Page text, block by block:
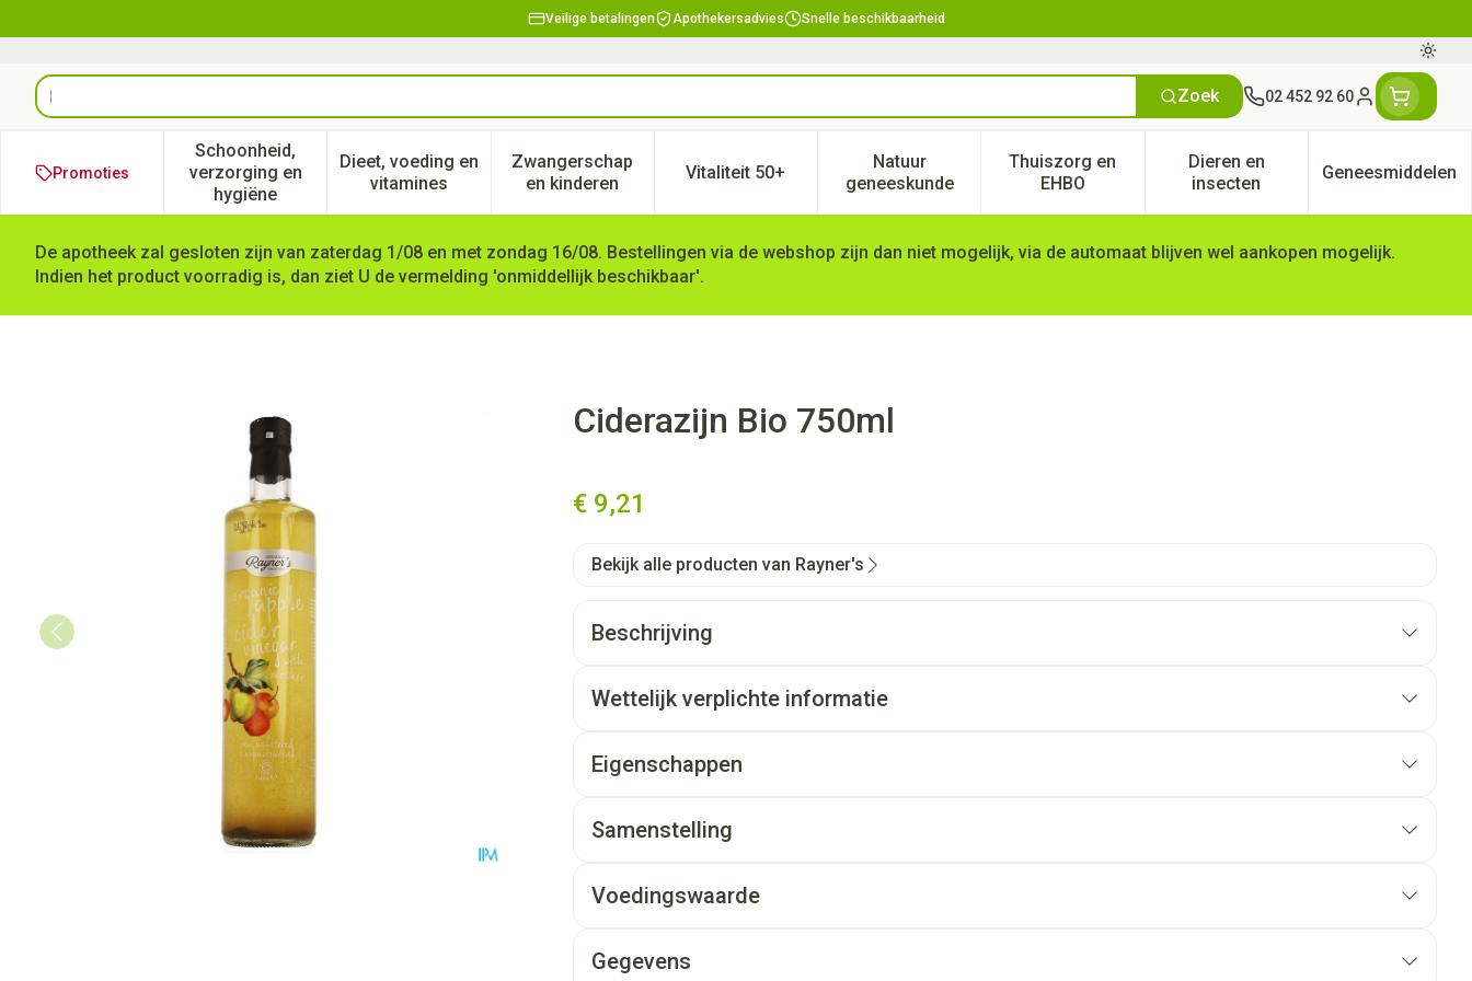
Veilige betalingen Apothekersadvies Snelle beschikbaarheid
Product, merk, categorie... Zoek 02 452 92 60
Klant menu
Promoties
Schoonheid,
verzorging en
hygiëne
Toon submenu voor Schoonheid, verzorging en hygiëne categorie
Dieet, voeding en
vitaminesToon submenu voor Dieet, voeding en vitamines categorie
Zwangerschap
en kinderenToon submenu voor Zwangerschap en kinderen categorie
Vitaliteit 50+Toon submenu voor Vitaliteit 50+ categorie
Natuur
geneeskunde
Toon submenu voor Natuur geneeskunde categorie
Thuiszorg en
EHBOToon submenu voor Thuiszorg en EHBO categorie
Dieren en
insectenToon submenu voor Dieren
Geneesmiddelen
Toon
De apotheek zal gesloten zijn van zaterdag 1/08 en met zondag 16/08. Bestellingen via de webshop zijn dan niet mogelijk, via de automaat blijven wel aankopen mogelijk.
Indien het product voorradig is, dan ziet U de vermelding 'onmiddellijk beschikbaar'.
Ciderazijn Bio 750ml Ciderazijn Bio 750ml
€ 9,21
Bekijk alle producten van Rayner's
Beschrijving
Wettelijk verplichte informatie
Eigenschappen
Samenstelling
Voedingswaarde
Gegevens